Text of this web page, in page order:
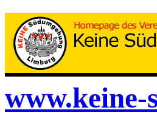
www.keine-